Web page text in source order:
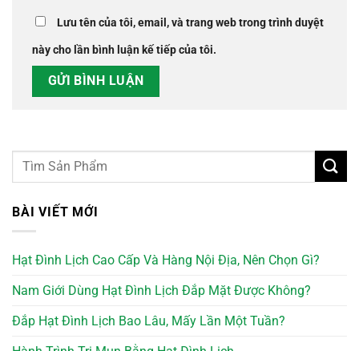
Lưu tên của tôi, email, và trang web trong trình duyệt
này cho lần bình luận kế tiếp của tôi.
BÀI VIẾT MỚI
Hạt Đình Lịch Cao Cấp Và Hàng Nội Địa, Nên Chọn Gì?
Nam Giới Dùng Hạt Đình Lịch Đắp Mặt Được Không?
Đắp Hạt Đình Lịch Bao Lâu, Mấy Lần Một Tuần?